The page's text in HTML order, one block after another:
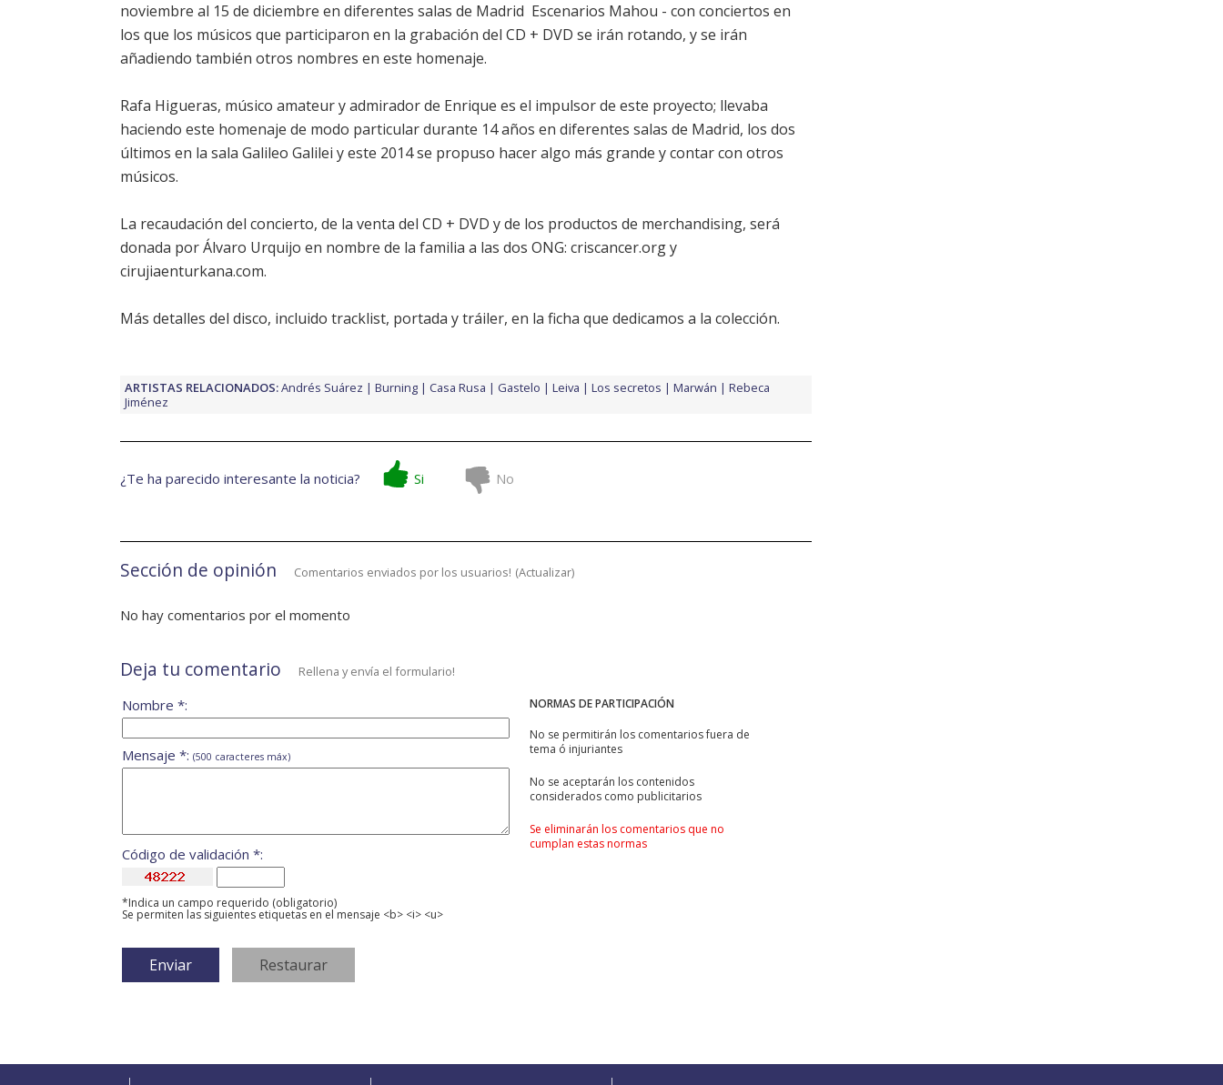
noviembre al 15 de diciembre en diferentes salas de Madrid  Escenarios Mahou - con conciertos en
los que los músicos que participaron en la grabación del CD + DVD se irán rotando, y se irán
añadiendo también otros nombres en este homenaje.
Rafa Higueras, músico amateur y admirador de Enrique es el impulsor de este proyecto; llevaba
haciendo este homenaje de modo particular durante 14 años en diferentes salas de Madrid, los dos
últimos en la sala Galileo Galilei y este 2014 se propuso hacer algo más grande y contar con otros
músicos.
La recaudación del concierto, de la venta del CD + DVD y de los productos de merchandising, será
donada por Álvaro Urquijo en nombre de la familia a las dos ONG: criscancer.org y
cirujiaenturkana.com.
Más detalles del disco, incluido tracklist, portada y tráiler, en la ficha que dedicamos a la colección.
ARTISTAS RELACIONADOS:Andrés Suárez Burning Casa Rusa Gastelo Leiva Los secretos Marwán
Rebeca
Jiménez
¿Te ha parecido interesante la noticia? Si No
Sección de opinión Comentarios enviados por los usuarios! (Actualizar)
No hay comentarios por el momento
Deja tu comentario Rellena y envía el formulario!
NORMAS DE PARTICIPACIÓN
No se permitirán los comentarios fuera de
tema ó injuriantes
No se aceptarán los contenidos
considerados como publicitarios
Se eliminarán los comentarios que no
cumplan estas normas
Nombre *:
Mensaje *: (500 caracteres máx)
Código de validación *:
*Indica un campo requerido (obligatorio)
Se permiten las siguientes etiquetas en el mensaje <b> <i> <u>